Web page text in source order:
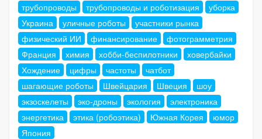
трубопроводы
трубопроводы и роботизация
уборка
Украина
уличные роботы
участники рынка
физический ИИ
финансирование
фотограмметрия
Франция
химия хобби-беспилотники
ховербайки
Хождение
цифры частоты
чатбот
шагающие роботы
Швейцария Швеция
шоу
экзоскелеты
эко-дроны экология
электроника
энергетика
этика (робоэтика) Южная Корея
юмор
Япония